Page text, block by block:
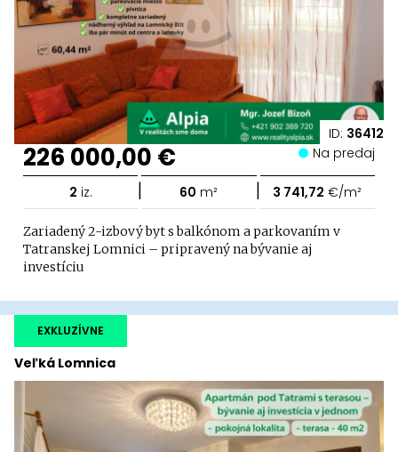
ID: 36412
226 000,00 € Na predaj
2 iz. | 60 m² | 3 741,72 €/m²
Zariadený 2-izbový byt s balkónom a parkovaním v
Tatranskej Lomnici – pripravený na bývanie aj
investíciu
Veľká Lomnica
EXKLUZÍVNE